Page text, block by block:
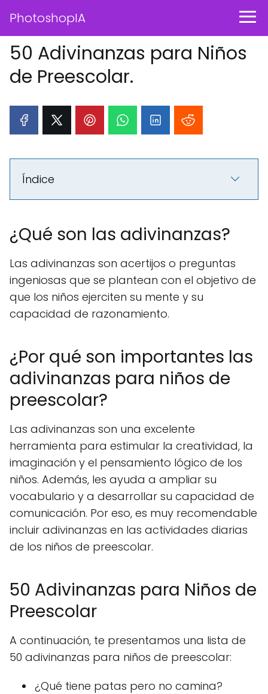
PhotoshopIA
50 Adivinanzas para Niños
de Preescolar.
Índice
¿Qué son las adivinanzas?
Las adivinanzas son acertijos o preguntas
ingeniosas que se plantean con el objetivo de
que los niños ejerciten su mente y su
capacidad de razonamiento.
¿Por qué son importantes las
adivinanzas para niños de
preescolar?
Las adivinanzas son una excelente
herramienta para estimular la creatividad, la
imaginación y el pensamiento lógico de los
niños. Además, les ayuda a ampliar su
vocabulario y a desarrollar su capacidad de
comunicación. Por eso, es muy recomendable
incluir adivinanzas en las actividades diarias
de los niños de preescolar.
50 Adivinanzas para Niños de
Preescolar
A continuación, te presentamos una lista de
50 adivinanzas para niños de preescolar:
¿Qué tiene patas pero no camina?